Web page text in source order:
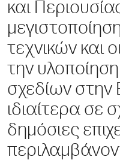
και
τεχνικών και
την
σχεδίων στην
ιδιαίτερα σε
δημόσιες